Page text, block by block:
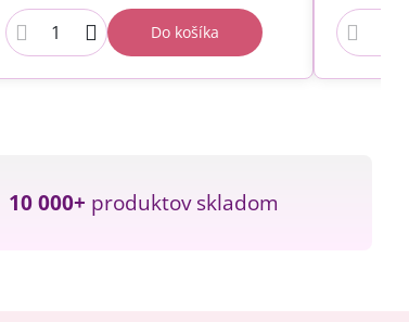
Do košíka
10 000+ produktov skladom